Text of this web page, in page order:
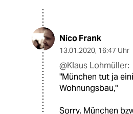
Nico Frank
13.01.2020, 16:47 Uhr
@Klaus Lohmüller:
"München tut ja
Wohnungsbau,"
Sorry, München